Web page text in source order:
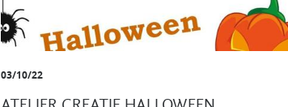
03/10/22